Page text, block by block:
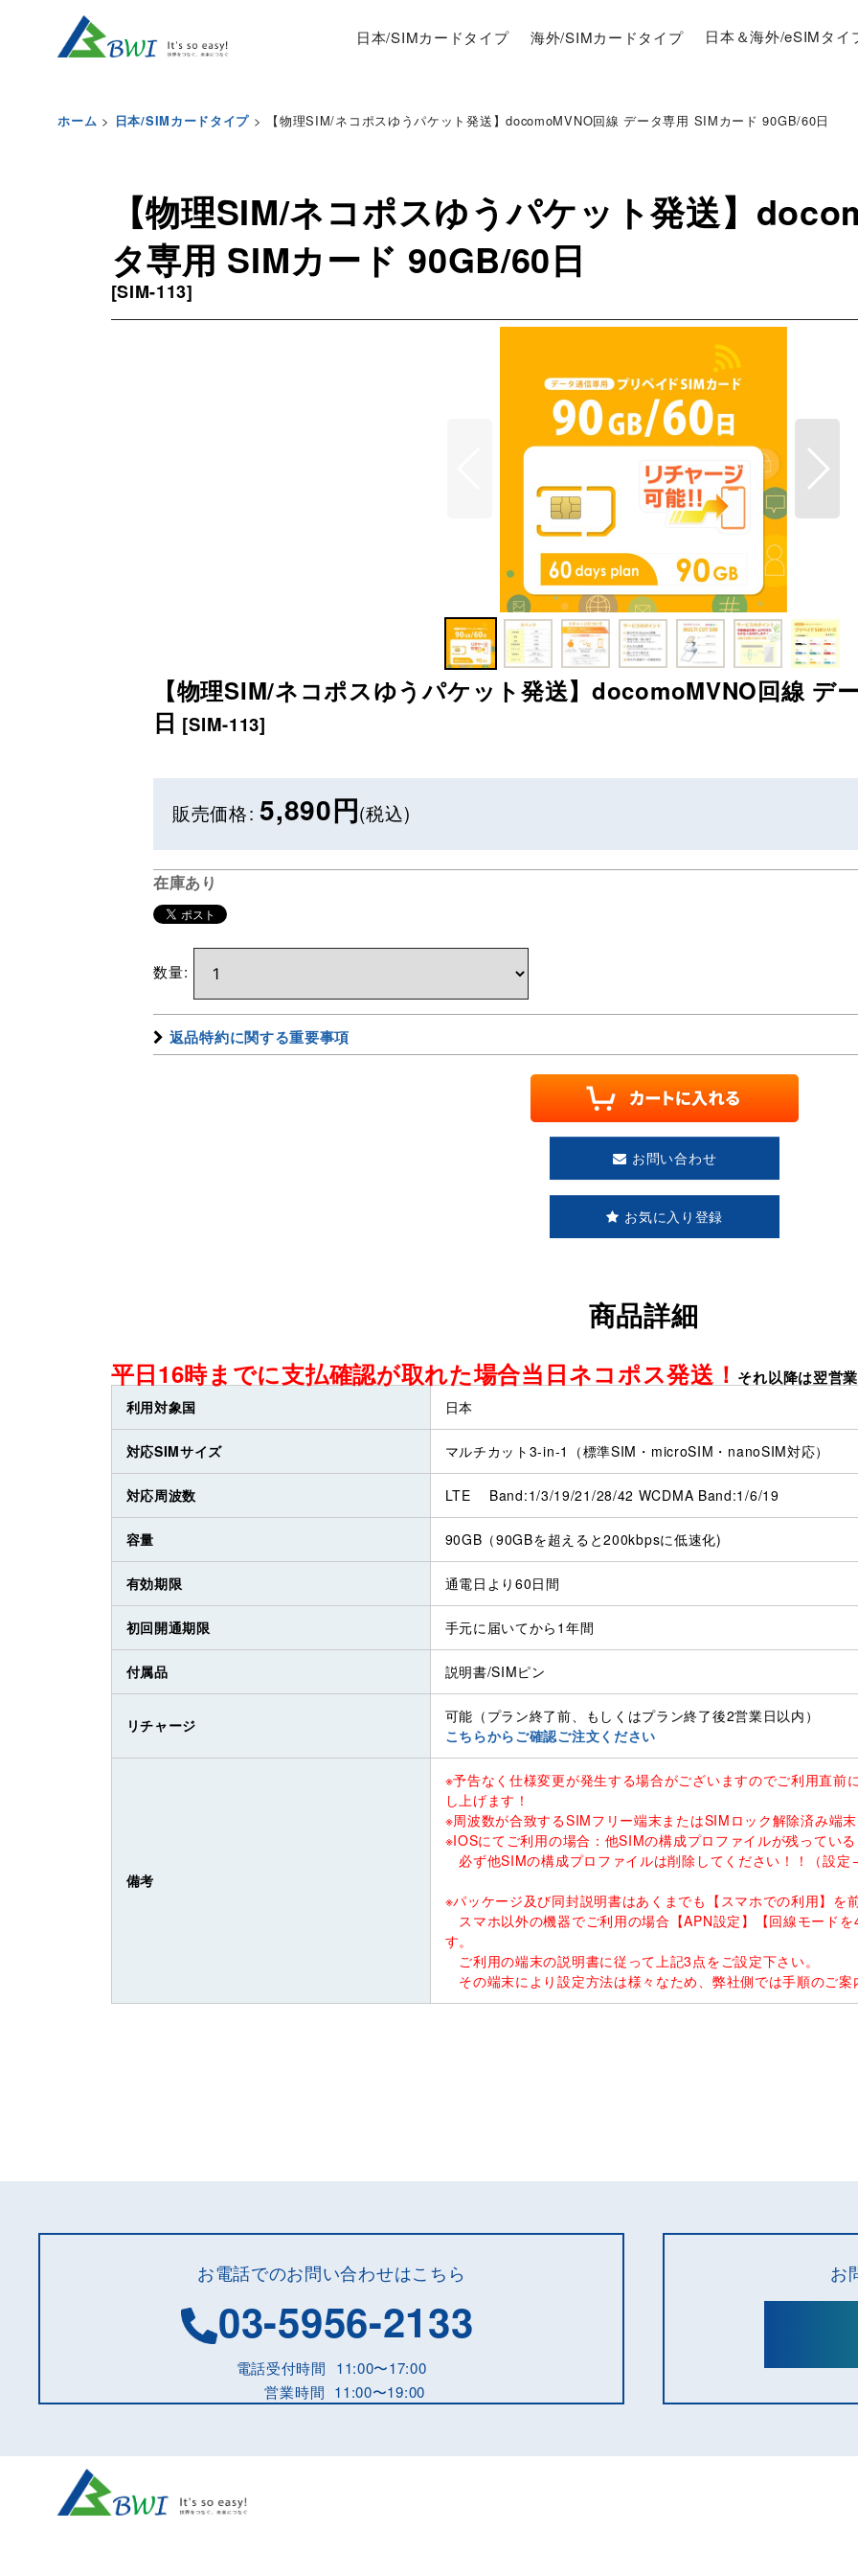
日本/SIMカードタイプ 海外/SIMカードタイプ 日本＆海外/eSIMタイ
ホーム > 日本/SIMカードタイプ > 【物理SIM/ネコポスゆうパケット発送】docomoMVNO回線 データ専用 SIMカード 90GB/60日
【物理SIM/ネコポスゆうパケット発送】
タ専用 SIMカード 90GB/60日
[SIM-113]
【物理SIM/ネコポスゆうパケット発送】docomoMVNO回線 デ
日 [SIM-113]
販売価格: 5,890円(税込)
在庫あり
数量:
返品特約に関する重要事項
お問い合わせ
お気に入り登録
商品詳細
平日16時までに支払確認が取れた場合当日ネコポス発送！ それ以降は翌営
利用対象国 日本
対応SIMサイズ マルチカット3-in-1（標準SIM・microSIM・nanoSIM対応）
対応周波数 LTE Band:1/3/19/21/28/42 WCDMA Band:1/6/19
容量 90GB（90GBを超えると200kbpsに低速化)
有効期限 通電日より60日間
初回開通期限 手元に届いてから1年間
付属品 説明書/SIMピン
リチャージ
可能（プラン終了前、もしくはプラン終了後2営業日以内）
こちらからご確認ご注文ください
備考
※予告なく仕様変更が発生する場合がございますのでご利用直前
し上げます！
※周波数が合致するSIMフリー端末またはSIMロック解除済み端
※IOSにてご利用の場合：他SIMの構成プロファイルが残ってい
必ず他SIMの構成プロファイルは削除してください！！（設
※パッケージ及び同封説明書はあくまでも【スマホでの利用】を
スマホ以外の機器でご利用の場合【APN設定】【回線モード
す。
ご利用の端末の説明書に従って上記3点をご設定下さい。
その端末により設定方法は様々なため、弊社側では手順のご
お電話でのお問い合わせはこちら
03-5956-2133
電話受付時間
11:00〜17:00
営業時間 11:00〜19:00
お